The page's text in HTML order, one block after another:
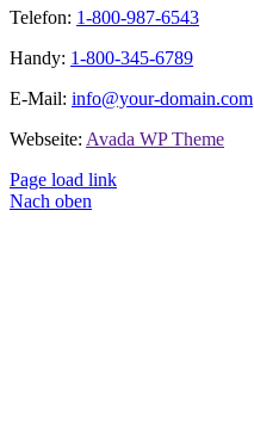
Telefon: 1-800-987-6543
Handy: 1-800-345-6789
E-Mail: info@your-domain.com
Webseite: Avada WP Theme
Page load link
Nach oben